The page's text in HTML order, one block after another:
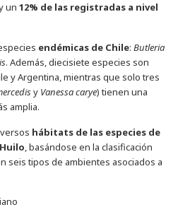
un 12% de las registradas a nivel
endémicas de Chile: Butleria
. Además, diecisiete especies son
y Argentina, mientras que solo tres
y Vanessa carye) tienen una
amplia.
hábitats de las especies de
, basándose en la clasificación
seis tipos de ambientes asociados a